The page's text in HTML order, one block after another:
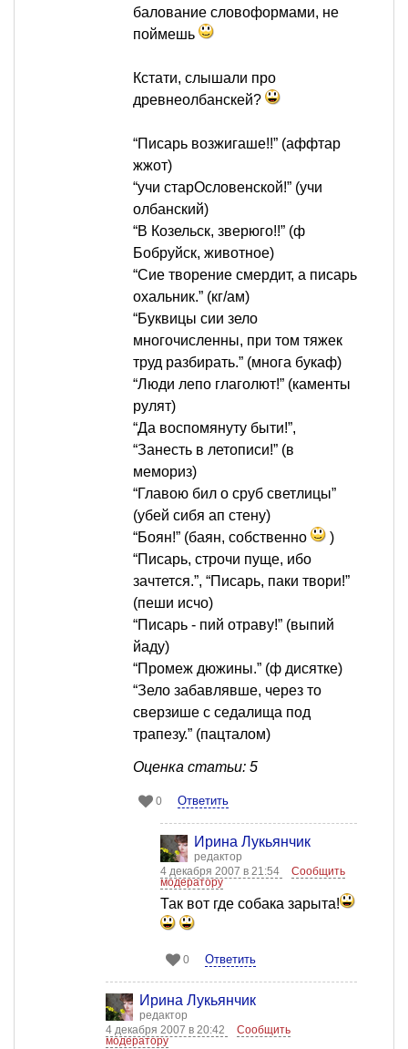
балование словоформами, не
поймешь
Кстати, слышали про
древнеолбанскей?
“Писарь возжигаше!!” (аффтар
жжот)
“учи старОсловенской!” (учи
олбанский)
“В Козельск, зверюго!!” (ф
Бобруйск, животное)
“Сие творение смердит, а писарь
охальник.” (кг/ам)
“Буквицы сии зело
многочисленны, при том тяжек
труд разбирать.” (многа букаф)
“Люди лепо глаголют!” (каменты
рулят)
“Да воспомянуту быти!”,
“Занесть в летописи!” (в
мемориз)
“Главою бил о сруб светлицы”
(убей сибя ап стену)
“Боян!” (баян, собственно
)
“Писарь, строчи пуще, ибо
зачтется.”, “Писарь, паки твори!”
(пеши исчо)
“Писарь - пий отраву!” (выпий
йаду)
“Промеж дюжины.” (ф дисятке)
“Зело забавлявше, через то
сверзише с седалища под
трапезу.” (пацталом)
Оценка статьи: 5
0 Ответить
Ирина Лукьянчик
редактор
4 декабря 2007 в 21:54
Сообщить
модератору
Так вот где собака зарыта!
0 Ответить
Ирина Лукьянчик
редактор
4 декабря 2007 в 20:42
Сообщить
модератору